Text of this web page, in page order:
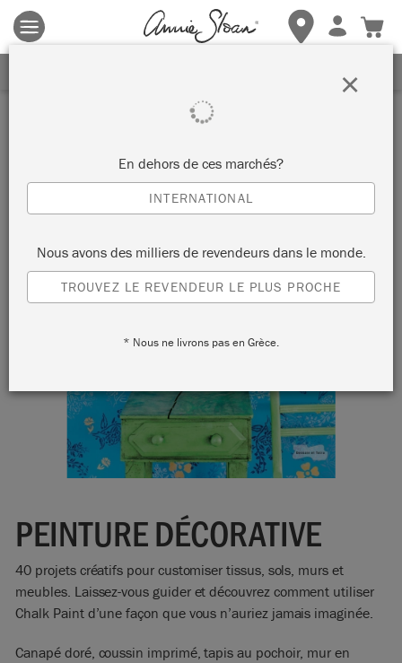
Les conditions générales s'appliquent. Cliquez ici
détails.
PEINTURE DÉCORATIVE
40 projets créatifs pour customiser tissus, sols, murs et
meubles. Laissez-vous guider et découvrez comment utiliser
Chalk Paint d’une façon que vous n’auriez jamais imaginée.
Canapé doré, coussin imprimé, tapis au pochoir, mur en
En dehors de ces marchés?
INTERNATIONAL
Nous avons des milliers de revendeurs dans le monde.
TROUVEZ LE REVENDEUR LE PLUS PROCHE
* Nous ne livrons pas en Grèce.
×